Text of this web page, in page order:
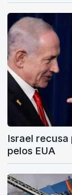
Israel recusa
pelos EUA